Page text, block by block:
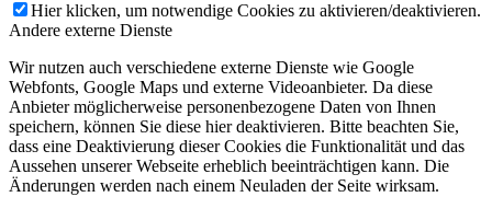
Hier klicken, um notwendige Cookies zu aktivieren/deaktivieren.
Andere externe Dienste
Wir nutzen auch verschiedene externe Dienste wie Google
Webfonts, Google Maps und externe Videoanbieter. Da diese
Anbieter möglicherweise personenbezogene Daten von Ihnen
speichern, können Sie diese hier deaktivieren. Bitte beachten Sie,
dass eine Deaktivierung dieser Cookies die Funktionalität und das
Aussehen unserer Webseite erheblich beeinträchtigen kann. Die
Änderungen werden nach einem Neuladen der Seite wirksam.